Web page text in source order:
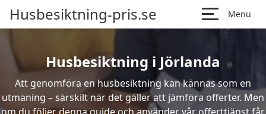
Husbesiktning-pris.se Menu
Husbesiktning i Jörlanda
Att genomföra en husbesiktning kan kännas som en
utmaning – särskilt när det gäller att jämföra offerter. Men